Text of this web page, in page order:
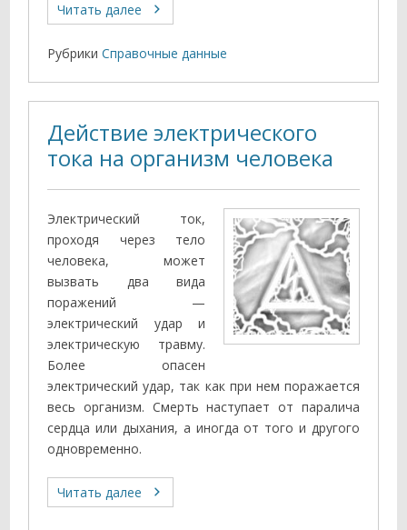
Читать далее
Рубрики Справочные данные
Действие электрического
тока на организм человека
Электрический ток,
проходя через тело
человека, может
вызвать два вида
поражений —
электрический удар и
электрическую травму.
Более опасен
электрический удар, так как при нем поражается
весь организм. Смерть наступает от паралича
сердца или дыхания, а иногда от того и другого
одновременно.
Читать далее